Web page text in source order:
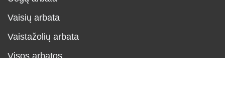
Vaisių arbata
Vaistažolių arbata
Visos arbatos